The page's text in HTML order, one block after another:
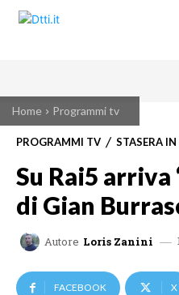
Home Programmi tv
PROGRAMMI TV STASERA
Su Rai5
di Gian
Autore Loris Zanini
FACEBOOK X